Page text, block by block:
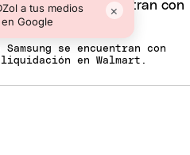
a tus medios
Google
×
se encuentran con
en Walmart.